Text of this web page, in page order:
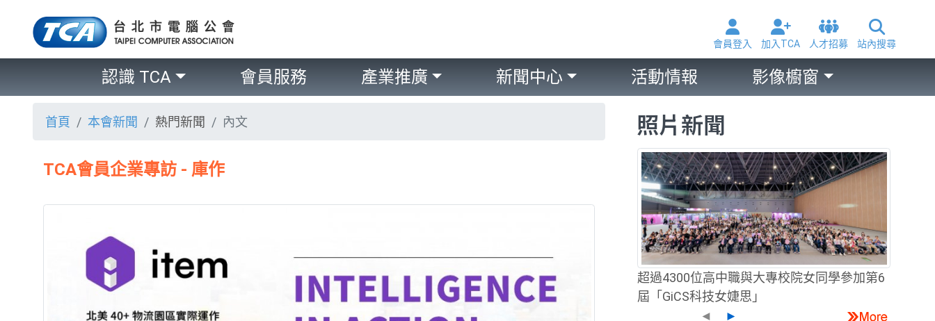
會員登入 加入TCA 人才招募 站內搜尋
認識 TCA 會員服務 產業推廣 新聞中心 活動情報 影像櫥窗
首頁 本會新聞 熱門新聞 內文
TCA會員企業專訪 - 庫作
照片新聞
超過4300位高中職與大專校院女同學參加第6
屆「GiCS科技女婕思」
◄
►